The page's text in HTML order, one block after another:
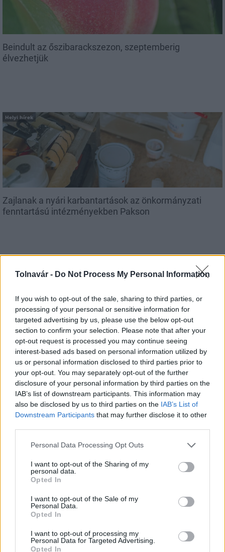
Tolnavár - Do Not Process My Personal Information
If you wish to opt-out of the sale, sharing to third parties, or
processing of your personal or sensitive information for
targeted advertising by us, please use the below opt-out
section to confirm your selection. Please note that after your
opt-out request is processed you may continue seeing
interest-based ads based on personal information utilized by
us or personal information disclosed to third parties prior to
your opt-out. You may separately opt-out of the further
disclosure of your personal information by third parties on the
IAB’s list of downstream participants. This information may
also be disclosed by us to third parties on the IAB’s List of
Downstream Participants that may further disclose it to other
Please note that this website/app uses one or more Google
not limited to your visit or usage behaviour. You may click to
grant or deny consent to Google and its third-party tags to
use your data for below specified purposes in below Google
consent section.
Personal Data Processing Opt Outs
I want to opt-out of the Sharing of my
personal data.
Opted In
I want to opt-out of the Sale of my
Personal Data.
Opted In
I want to opt-out of processing my
Personal Data for Targeted Advertising.
Opted In
Beindult az őszibarackszezon, szeptemberig
élvezhetjük
Helyi hírek
Zajlanak a nyári karbantartások az önkormányzati
fenntartású intézményekben Pakson
Mi épül?
Épkar Zrt. Aktív Kft. VivaPalazzo Zrt.
Épített öröksége megújításával is készül Mohács a
csata ötszázadik évfordulójára
városban is számos beruházás készült el vagy közeledik a
befejezéshez. Új parkolóház létesül, megújul a városháza és a
A tengerfenék alatt négy óriáskábellel